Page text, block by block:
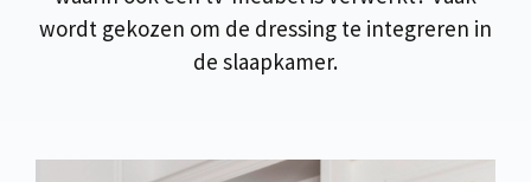
wordt gekozen om de dressing te integreren in
de slaapkamer.